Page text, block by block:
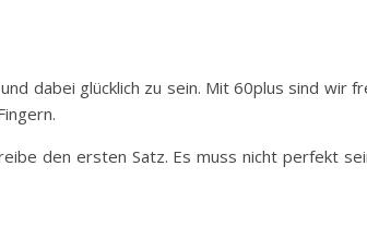
dabei glücklich zu sein. Mit 60plus sind wir
den ersten Satz. Es muss nicht perfekt